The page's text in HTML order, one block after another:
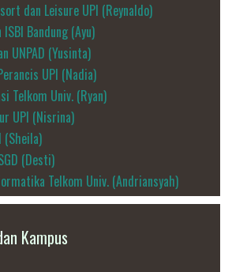
dan Leisure UPI (Reynaldo)
Bandung (Ayu)
UNPAD (Yusinta)
UPI (Nadia)
Telkom Univ. (Ryan)
UPI (Nisrina)
(Sheila)
(Desti)
Telkom Univ. (Andriansyah)
Kampus